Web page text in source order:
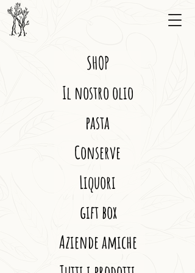
SHOP
Il nostro olio
pasta
Conserve
Liquori
gift box
Aziende amiche